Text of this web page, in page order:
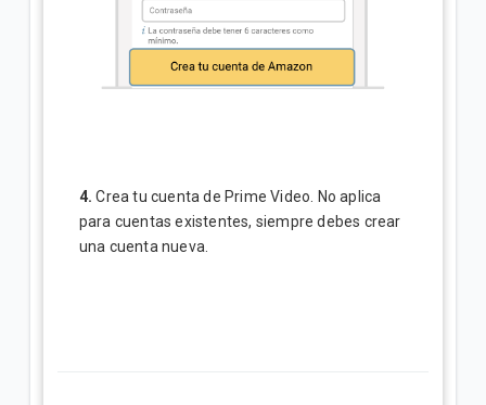
4.Crea tu cuenta de Prime Video. No aplica
para cuentas existentes, siempre debes crear
una cuenta nueva.